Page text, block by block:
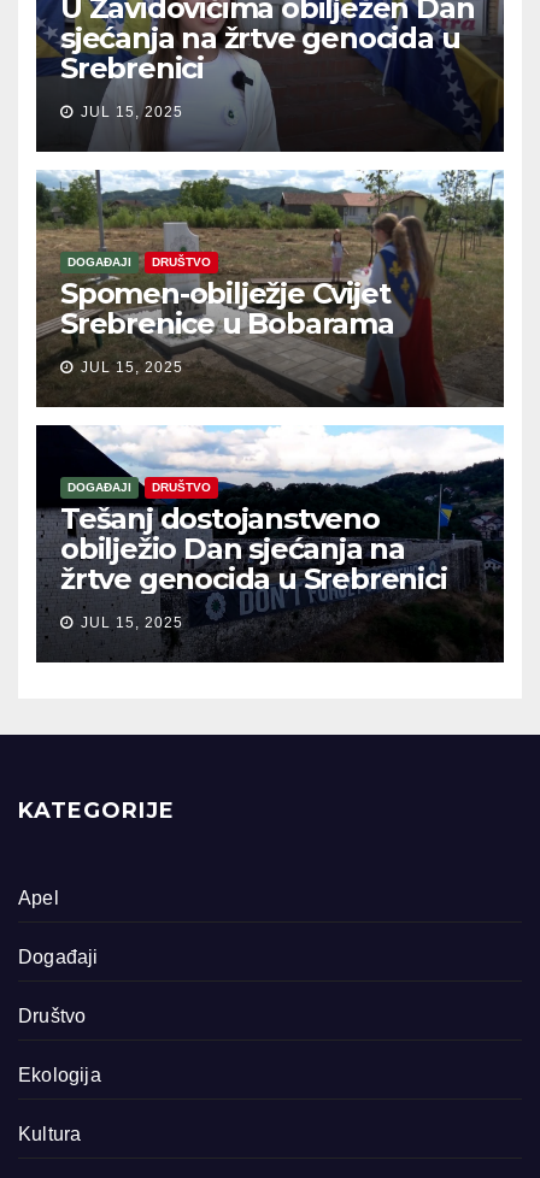
U Zavidovićima obilježen Dan
sjećanja na žrtve genocida u
Srebrenici
JUL 15, 2025
DOGAĐAJI DRUŠTVO
Spomen-obilježje Cvijet
Srebrenice u Bobarama
JUL 15, 2025
DOGAĐAJI DRUŠTVO
Tešanj dostojanstveno
obilježio Dan sjećanja na
žrtve genocida u Srebrenici
JUL 15, 2025
KATEGORIJE
Apel
Događaji
Društvo
Ekologija
Kultura